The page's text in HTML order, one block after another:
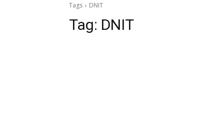
Tags DNIT
Tag: DNIT